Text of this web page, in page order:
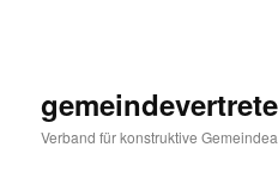
Verband für konstruktive